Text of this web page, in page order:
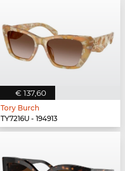
€ 137,60
Tory Burch
TY7216U - 194913